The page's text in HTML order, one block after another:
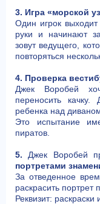
3. Игра «морской
Один игрок
руки и начинают
зовут ведущего,
повторяться
4. Проверка
Джек Воробей
переносить качку.
ребенка над
Это испытание
пиратов.
5. Джек Воробей
портретами
За отведенное
раскрасить портрет
Реквизит: раскраски